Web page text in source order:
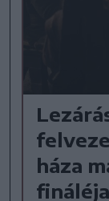
háza
fináléja